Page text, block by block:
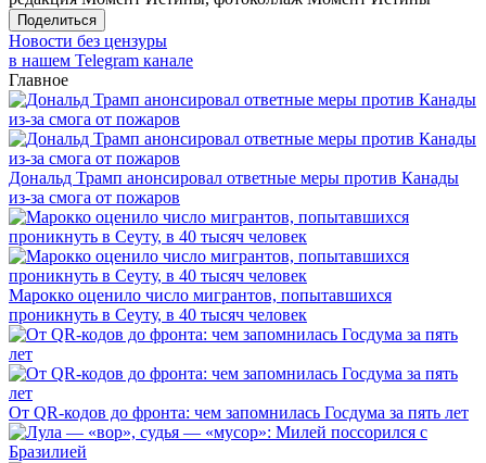
Поделиться
Новости без цензуры
в нашем Telegram канале
Главное
Дональд Трамп анонсировал ответные меры против Канады
из-за смога от пожаров
Марокко оценило число мигрантов, попытавшихся
проникнуть в Сеуту, в 40 тысяч человек
От QR-кодов до фронта: чем запомнилась Госдума за пять лет